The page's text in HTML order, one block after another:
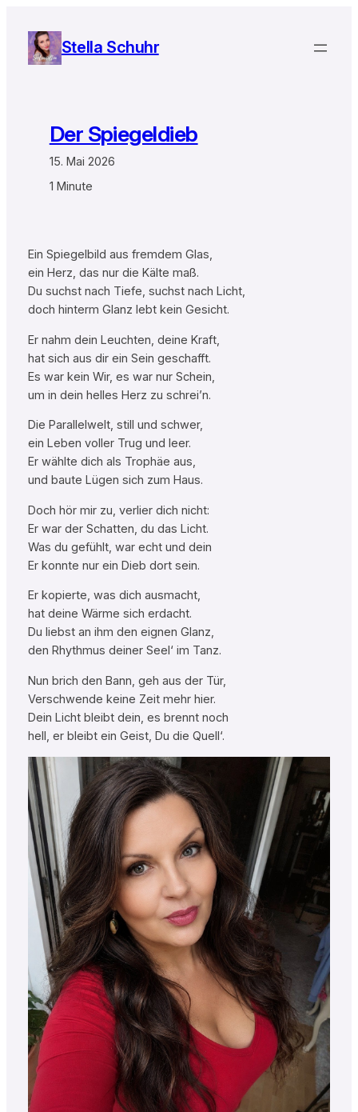
Inhalt
springen
Stella Schuhr
Der Spiegeldieb
15. Mai 2026
1 Minute
Ein Spiegelbild aus fremdem Glas,
ein Herz, das nur die Kälte maß.
Du suchst nach Tiefe, suchst nach Licht,
doch hinterm Glanz lebt kein Gesicht.
Er nahm dein Leuchten, deine Kraft,
hat sich aus dir ein Sein geschafft.
Es war kein Wir, es war nur Schein,
um in dein helles Herz zu schrei’n.
Die Parallelwelt, still und schwer,
ein Leben voller Trug und leer.
Er wählte dich als Trophäe aus,
und baute Lügen sich zum Haus.
Doch hör mir zu, verlier dich nicht:
Er war der Schatten, du das Licht.
Was du gefühlt, war echt und dein
Er konnte nur ein Dieb dort sein.
Er kopierte, was dich ausmacht,
hat deine Wärme sich erdacht.
Du liebst an ihm den eignen Glanz,
den Rhythmus deiner Seel‘ im Tanz.
Nun brich den Bann, geh aus der Tür,
Verschwende keine Zeit mehr hier.
Dein Licht bleibt dein, es brennt noch
hell, er bleibt ein Geist, Du die Quell‘.